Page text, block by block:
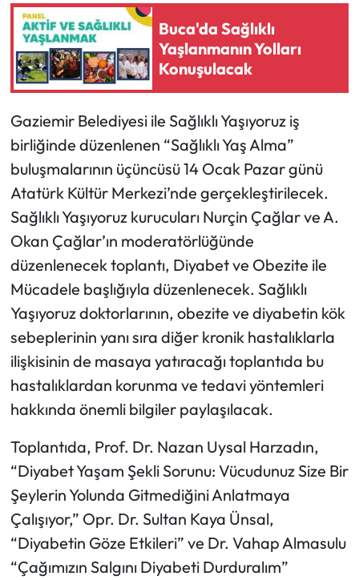
Buca'da Sağlıklı
Yaşlanmanın Yolları
Konuşulacak
Gaziemir Belediyesi ile Sağlıklı Yaşıyoruz iş
birliğinde düzenlenen “Sağlıklı Yaş Alma”
buluşmalarının üçüncüsü 14 Ocak Pazar günü
Atatürk Kültür Merkezi’nde gerçekleştirilecek.
Sağlıklı Yaşıyoruz kurucuları Nurçin Çağlar ve A.
Okan Çağlar’ın moderatörlüğünde
düzenlenecek toplantı, Diyabet ve Obezite ile
Mücadele başlığıyla düzenlenecek. Sağlıklı
Yaşıyoruz doktorlarının, obezite ve diyabetin kök
sebeplerinin yanı sıra diğer kronik hastalıklarla
ilişkisinin de masaya yatıracağı toplantıda bu
hastalıklardan korunma ve tedavi yöntemleri
hakkında önemli bilgiler paylaşılacak.
Toplantıda, Prof. Dr. Nazan Uysal Harzadın,
“Diyabet Yaşam Şekli Sorunu: Vücudunuz Size Bir
Şeylerin Yolunda Gitmediğini Anlatmaya
Çalışıyor,” Opr. Dr. Sultan Kaya Ünsal,
“Diyabetin Göze Etkileri” ve Dr. Vahap Almasulu
“Çağımızın Salgını Diyabeti Durduralım”